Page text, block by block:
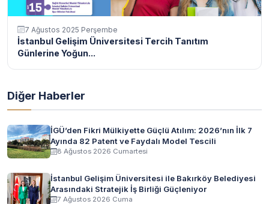
7 Ağustos 2025 Perşembe
İstanbul Gelişim Üniversitesi Tercih Tanıtım
Günlerine Yoğun...
Diğer Haberler
İGÜ’den Fikri Mülkiyette Güçlü Atılım: 2026’nın İlk 7
Ayında 82 Patent ve Faydalı Model Tescili
8 Ağustos 2026 Cumartesi
İstanbul Gelişim Üniversitesi ile Bakırköy Belediyesi
Arasındaki Stratejik İş Birliği Güçleniyor
7 Ağustos 2026 Cuma